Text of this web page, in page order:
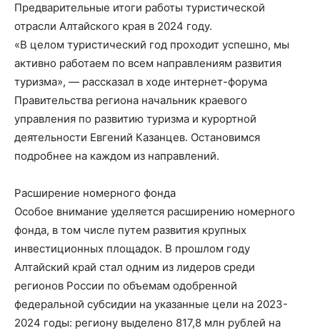
Предварительные итоги работы туристической
отрасли Алтайского края в 2024 году.
«В целом туристический год проходит успешно, мы
активно работаем по всем направлениям развития
туризма», — рассказал в ходе интернет-форума
Правительства региона начальник краевого
управления по развитию туризма и курортной
деятельности Евгений Казанцев. Остановимся
подробнее на каждом из направлений.
Расширение номерного фонда
Особое внимание уделяется расширению номерного
фонда, в том числе путем развития крупных
инвестиционных площадок. В прошлом году
Алтайский край стал одним из лидеров среди
регионов России по объемам одобренной
федеральной субсидии на указанные цели на 2023-
2024 годы: региону выделено 817,8 млн рублей на